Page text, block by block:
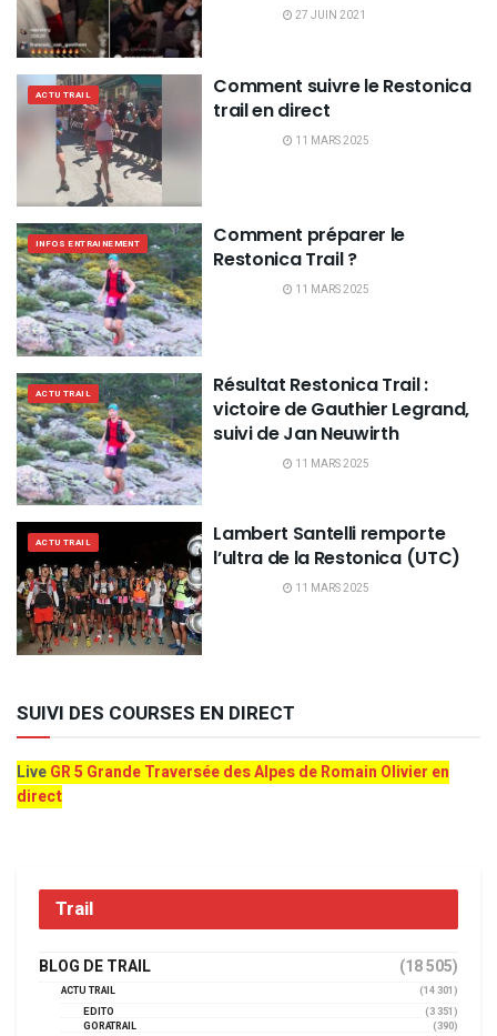
27 JUIN 2021
ACTU TRAIL
Comment suivre le Restonica
trail en direct
11 MARS 2025
INFOS ENTRAINEMENT
Comment préparer le
Restonica Trail ?
11 MARS 2025
ACTU TRAIL
Résultat Restonica Trail :
victoire de Gauthier Legrand,
suivi de Jan Neuwirth
11 MARS 2025
ACTU TRAIL
Lambert Santelli remporte
l’ultra de la Restonica (UTC)
11 MARS 2025
SUIVI DES COURSES EN DIRECT
LiveGR 5 Grande Traversée des Alpes de Romain Olivier en
direct
Trail
BLOG DE TRAIL (18 505)
ACTU TRAIL
(14 301)
EDITO
(3 351)
GORATRAIL
(390)